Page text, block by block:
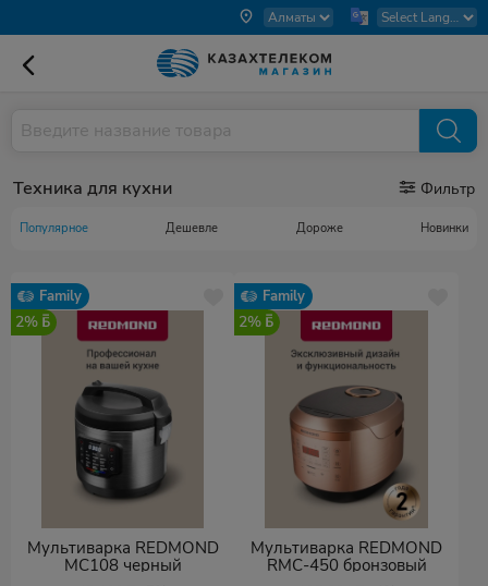
Техника для кухни Фильтр
Популярное Дешевле Дороже Новинки
Family
2%
Мультиварка REDMOND
MC108 черный
Family
2%
Мультиварка REDMOND
RMC-450 бронзовый